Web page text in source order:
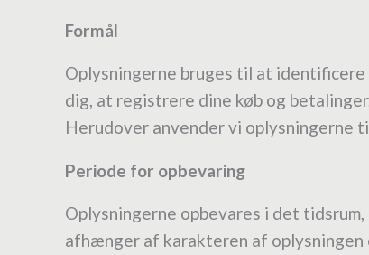
Formål
Oplysningerne bruges til at
dig, at registrere dine køb og
Herudover anvender vi oplysningerne
Periode for opbevaring
Oplysningerne opbevares i det
afhænger af karakteren af oplysningen